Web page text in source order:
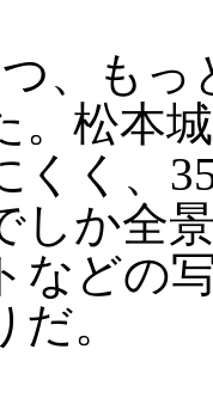
、もっ
。松本
くく、
しか全
などの
。